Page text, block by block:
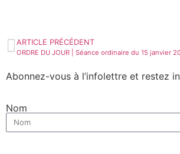
ARTICLE PRÉCÉDENT
ORDRE DU JOUR | Séance ordinaire du 15 janvier
Abonnez-vous à l’infolettre et restez
Nom